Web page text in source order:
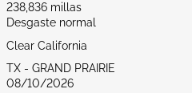
238,836 millas
Desgaste normal
Clear California
TX - GRAND PRAIRIE
08/10/2026